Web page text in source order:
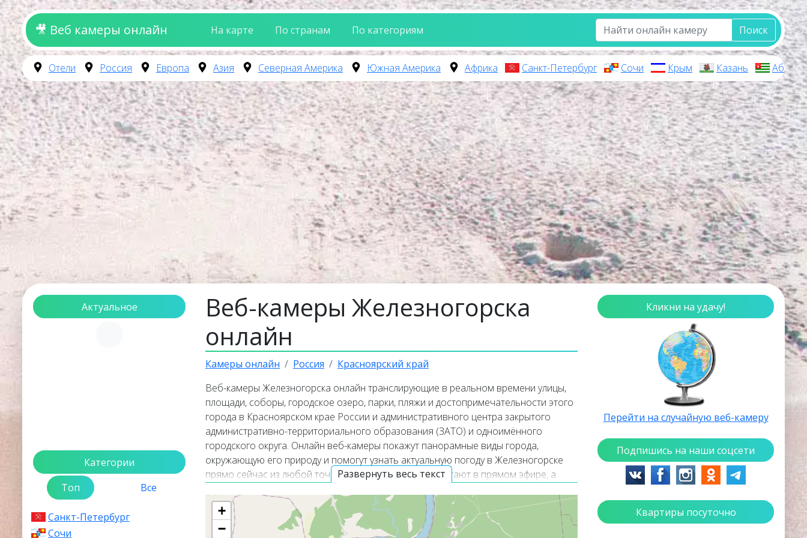
🎥 Веб камеры онлайн На карте По странам По категориям Поиск
Отели Россия Европа Азия Северная Америка Южная Америка Африка Санкт-Петербург Сочи Крым Казань
Актуальное
Категории
Топ
Все
Санкт-Петербург
Сочи
Веб-камеры Железногорска
онлайн
Камеры онлайн Россия Красноярский край
Развернуть весь текст
Веб-камеры Железногорска онлайн транслирующие в реальном времени улицы,
площади, соборы, городское озеро, парки, пляжи и достопримечательности этого
города в Красноярском крае России и административного центра закрытого
административно-территориального образования (ЗАТО) и одноимённого
городского округа. Онлайн веб-камеры покажут панорамные виды города,
окружающую его природу и помогут узнать актуальную погоду в Железногорске
прямо сейчас из любой точки мира. Веб-камеры работают в прямом эфире, а
камеры располагаются в верхней части списка трансляций. Карта онлайн веб-
камер покажет точное местоположение каждой веб-камеры в городе
Железногорске.
+
−
Кликни на удачу!
Перейти на случайную веб-камеру
Подпишись на наши соцсети
Квартиры посуточно